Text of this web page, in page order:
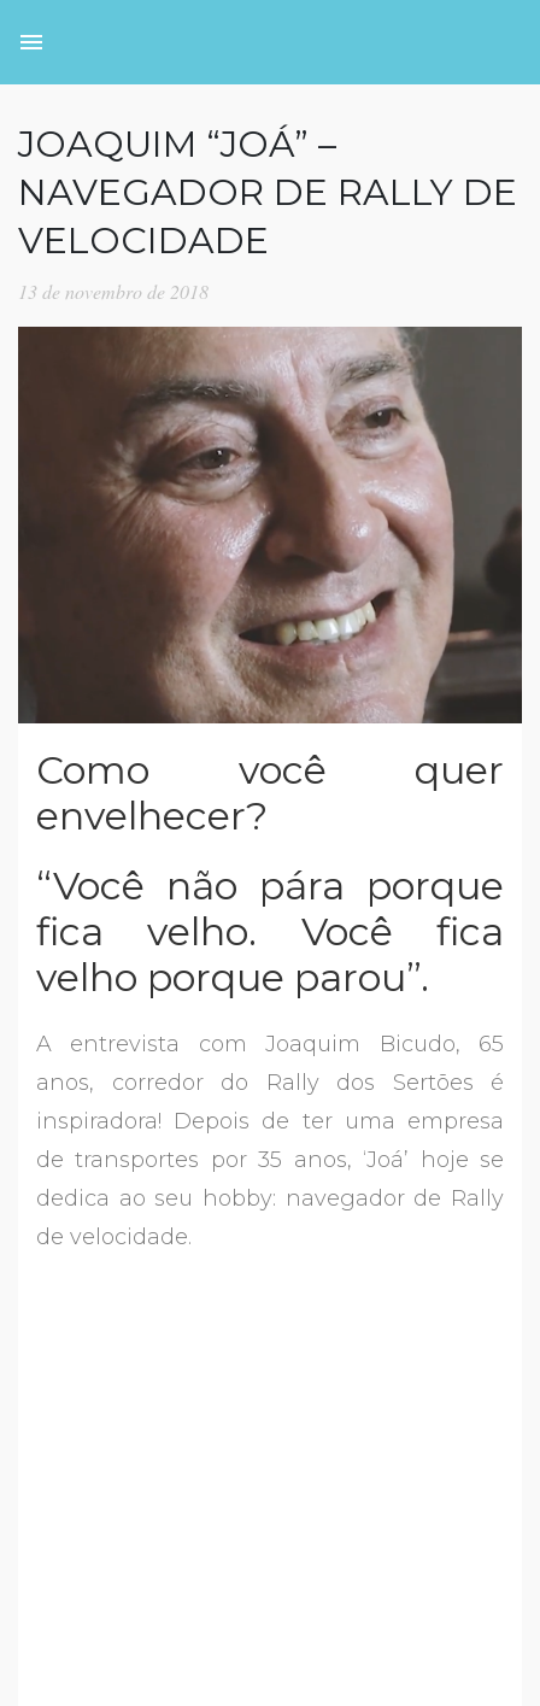
JOAQUIM “JOÁ” –
NAVEGADOR DE RALLY DE
VELOCIDADE
13 de novembro de 2018
Como você quer
envelhecer?
“Você não pára porque
fica velho. Você fica
velho porque parou”.
A entrevista com Joaquim Bicudo, 65
anos, corredor do Rally dos Sertões é
inspiradora! Depois de ter uma empresa
de transportes por 35 anos, ‘Joá’ hoje se
dedica ao seu hobby: navegador de Rally
de velocidade.